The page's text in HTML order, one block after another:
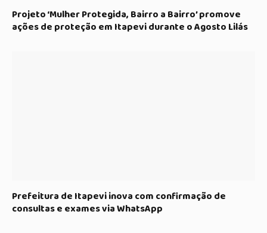
Projeto ‘Mulher Protegida, Bairro a Bairro’ promove
ações de proteção em Itapevi durante o Agosto Lilás
Prefeitura de Itapevi inova com confirmação de
consultas e exames via WhatsApp